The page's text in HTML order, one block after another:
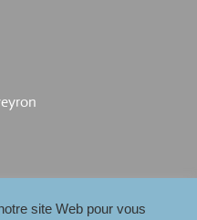
site Web pour vous